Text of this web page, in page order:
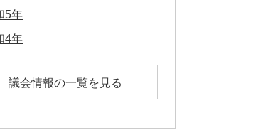
5年
4年
議会情報の一覧を見る